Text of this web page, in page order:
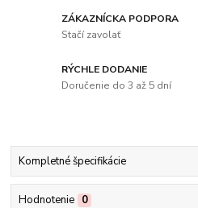
ZÁKAZNÍCKA PODPORA
Stačí zavolať
RÝCHLE DODANIE
Doručenie do 3 až 5 dní
Kompletné špecifikácie
Hodnotenie 0